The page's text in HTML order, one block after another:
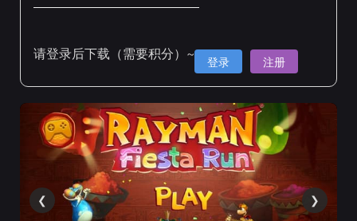
请登录后下载（需要积分）~ 登录 注册
❮ ❯